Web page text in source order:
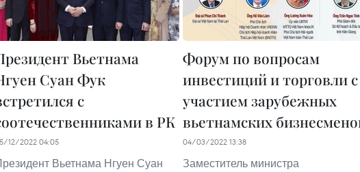
Вьетнама
Суан Фук
с
в РК
12/2022 04:05
Вьетнама Нгуен Суан
Форум по вопросам
инвестиций и торговли с
участием зарубежных
вьетнамских
04/03/2022 13:38
Заместитель министра